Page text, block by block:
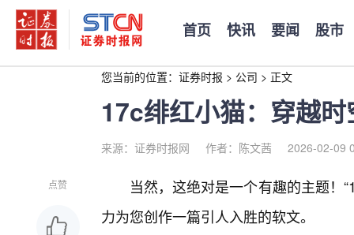
首页 快讯 要闻 股市
您当前的位置： 证券时报 > 公司 > 正文
17c绯红小猫：穿越
来源：证券时报网 作者：陈文茜 2026-02-09
点赞
当然，这绝对是一个有趣的主题！
力为您创作一篇引人入胜的软文。